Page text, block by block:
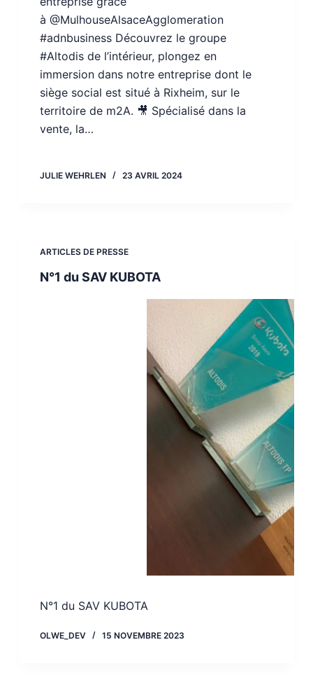
à @MulhouseAlsaceAgglomeration
#adnbusiness Découvrez le groupe
#Altodis de l’intérieur, plongez en
immersion dans notre entreprise dont le
siège social est situé à Rixheim, sur le
territoire de m2A. 🎥 Spécialisé dans la
vente, la…
JULIE WEHRLEN 23 AVRIL 2024
ARTICLES DE PRESSE
N°1 du SAV KUBOTA
N°1 du SAV KUBOTA
OLWE_DEV 15 NOVEMBRE 2023